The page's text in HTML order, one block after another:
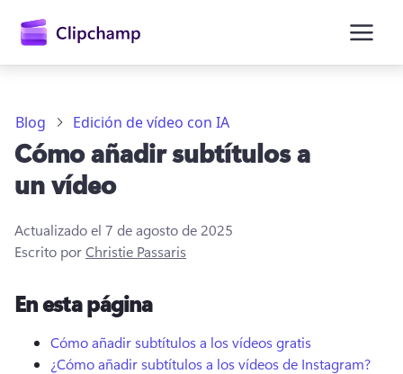
principal
Iniciar sesión
Probar gratis
Blog Edición de vídeo con IA
Cómo añadir subtítulos a
un vídeo
Actualizado el 7 de agosto de 2025
Escrito porChristie Passaris
En esta página
Cómo añadir subtítulos a los vídeos gratis
¿Cómo añadir subtítulos a los vídeos de Instagram?